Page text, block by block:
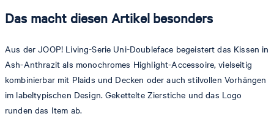
Das macht diesen Artikel besonders
Aus der JOOP! Living-Serie Uni-Doubleface begeistert das Kissen in
Ash-Anthrazit als monochromes Highlight-Accessoire, vielseitig
kombinierbar mit Plaids und Decken oder auch stilvollen Vorhängen
im labeltypischen Design. Gekettelte Zierstiche und das Logo
runden das Item ab.